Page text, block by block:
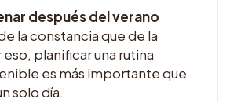
después del verano
la constancia que de la
planificar una rutina
es más importante que
solo día.